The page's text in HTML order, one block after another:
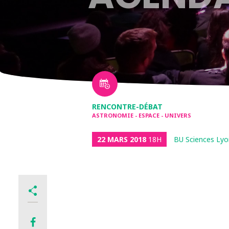
RENCONTRE-DÉBAT
ASTRONOMIE - ESPACE - UNIVERS
22 MARS 201818H BU Sciences